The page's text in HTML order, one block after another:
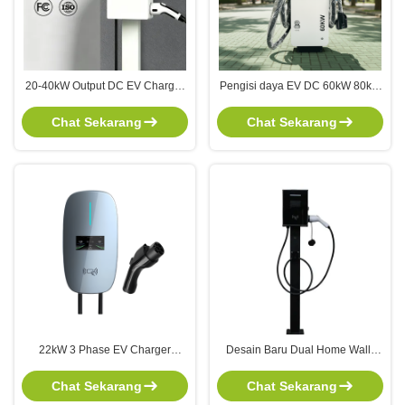
20-40kW Output DC EV Charger
dan IP54 Weatherproof Fast
Charging Station
Chat Sekarang
Pengisi daya EV DC 60kW 80kW
CCS2 Interface for Fleet
Management Fast Charging
Chat Sekarang
22kW 3 Phase EV Charger
Control dan GBT Standard untuk
pengisian daya mobil listrik yang
Chat Sekarang
Desain Baru Dual Home Wall-
44kW Fast Charging dan
Interactive LCD Touch Screen
Chat Sekarang